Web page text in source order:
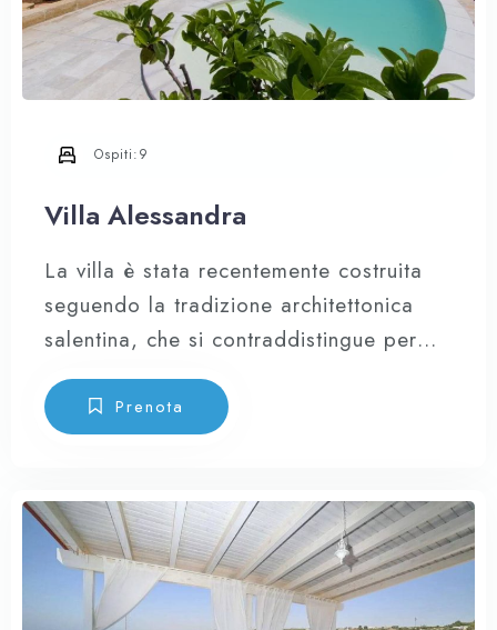
Villa Alessandra
La villa è stata recentemente costruita
seguendo la tradizione architettonica
salentina, che si contraddistingue per
l’uso di spessi muri in muratura
esternamente rivestiti in calce bianca e
pietra locale, mentre gli interni sono in
proprietà si trova in un’area tranquilla e
riservata, immersa in un giardino
mediterraneo di circa 7.000 mq
delimitato dai tipici muretti a secco
Ospiti:9
Prenota